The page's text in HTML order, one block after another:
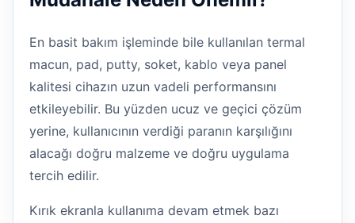
En basit bakım işleminde bile kullanılan termal
macun, pad, putty, soket, kablo veya panel
kalitesi cihazın uzun vadeli performansını
etkileyebilir. Bu yüzden ucuz ve geçici çözüm
yerine, kullanıcının verdiği paranın karşılığını
alacağı doğru malzeme ve doğru uygulama
tercih edilir.
Kırık ekranla kullanıma devam etmek bazı